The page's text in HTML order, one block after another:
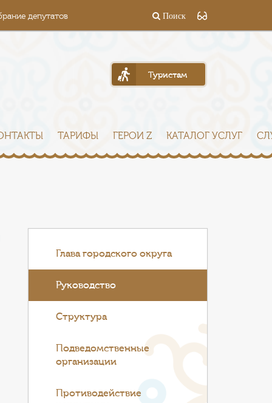
депутатов Поиск
Туристам
ТАРИФЫ ГЕРОИ Z КАТАЛОГ УСЛУГ
Глава городского округа
Руководство
Структура
Подведомственные
организации
Противодействие